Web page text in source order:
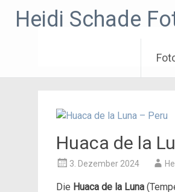
InhaltHeidi Schade
Huaca de la
3. Dezember 2024
Die Huaca de la Luna